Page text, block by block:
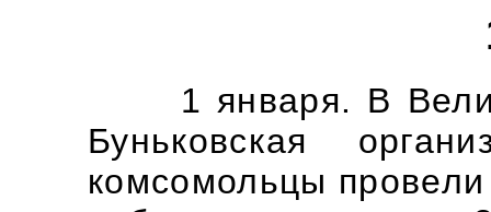
1 января. В
Буньковская
комсомольцы